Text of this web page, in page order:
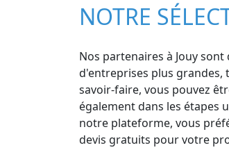
NOTRE
Nos partenaires à Jouy
d'entreprises plus grandes,
savoir-faire, vous pouvez
également dans les étapes
notre plateforme, vous
devis gratuits pour votre